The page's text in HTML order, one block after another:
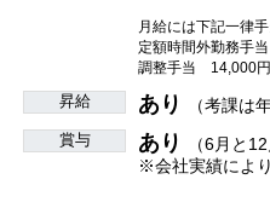
月給には下記一律
定額時間外勤務手
調整手当 14,000
昇給 あり （考課は
賞与 あり
（6月と
※会社実績によ